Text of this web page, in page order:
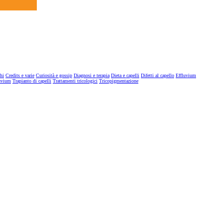
Credits e varie Curiosità e gossip Diagnosi e terapia Dieta e capelli Difetti al capello Effluvium
Trapianto di capelli Trattamenti tricologici Tricopigmentazione